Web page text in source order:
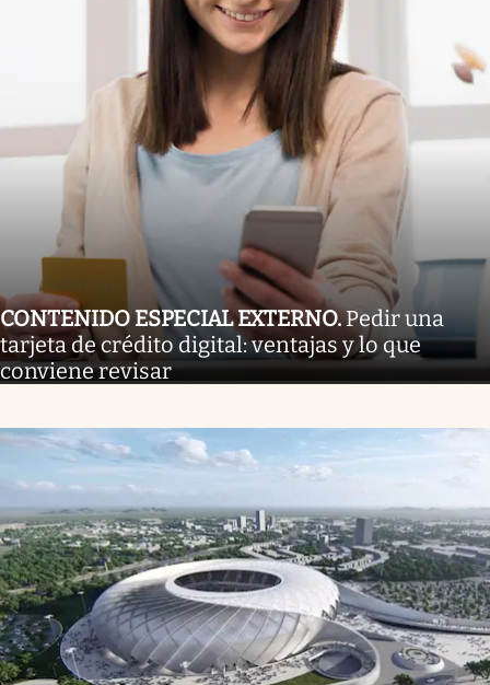
CONTENIDO ESPECIAL EXTERNO.Pedir una
tarjeta de crédito digital: ventajas y lo que
conviene revisar